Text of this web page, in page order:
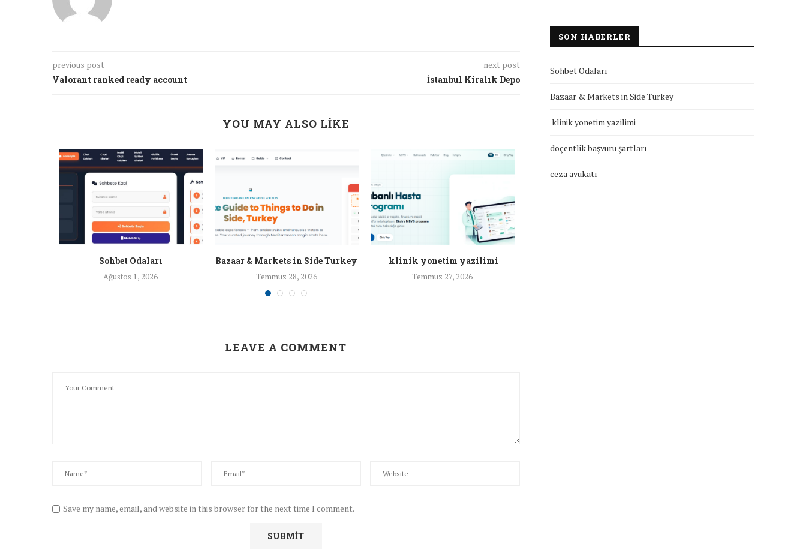
previous post
Valorant ranked ready account
next post
İstanbul Kiralık Depo
YOU MAY ALSO LIKE
Sohbet Odaları
Ağustos 1, 2026
Bazaar & Markets in Side Turkey
Temmuz 28, 2026
klinik yonetim yazilimi
Temmuz 27, 2026
LEAVE A COMMENT
Save my name, email, and website in this browser for the next time I comment.
SON HABERLER
Sohbet Odaları
Bazaar & Markets in Side Turkey
klinik yonetim yazilimi
doçentlik başvuru şartları
ceza avukatı